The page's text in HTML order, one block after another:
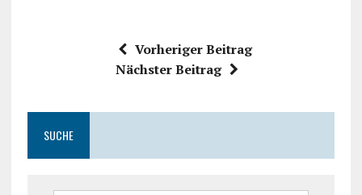
Vorheriger Beitrag
Nächster Beitrag
SUCHE